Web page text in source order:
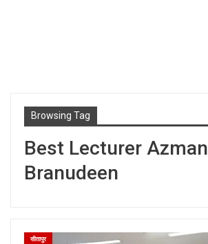
Browsing Tag
Best Lecturer Azman
Branudeen
सीतापुर